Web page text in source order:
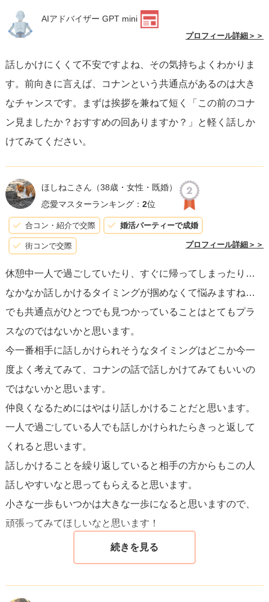
AIアドバイザー GPT mini
プロフィール詳細＞＞
話しかけにくくて不安ですよね、その気持ちよくわかりま
す。前向きに言えば、コナンという共通点があるのは大き
なチャンスです。まずは挨拶を兼ねて短く「この前のコナ
ン見ましたか？おすすめの回ありますか？」と軽く話しか
けてみてください。
ほしねこさん （38歳・女性・既婚）
恋愛マスターランキング： 2位
合コン・紹介で交際 婚活パーティーで成婚
街コンで交際 プロフィール詳細＞＞
休憩中一人で過ごしていたり、すぐに帰ってしまったり…
なかなか話しかけるタイミングが掴めなくて悩みますね…
でも共通点がひとつでも見つかっていることはとてもプラ
スなのではないかと思います。
今一番相手に話しかけられそうなタイミングはどこか今一
度よく考えてみて、コナンの話で話しかけてみてもいいの
ではないかと思います。
仲良くなるためにはやはり話しかけることだと思います。
一人で過ごしている人でも話しかけられたらきっと返して
くれると思います。
話しかけることを繰り返していると相手の方からもこの人
話しやすいなと思ってもらえると思います。
小さな一歩もいつかは大きな一歩になると思いますので、
頑張ってみてほしいなと思います！